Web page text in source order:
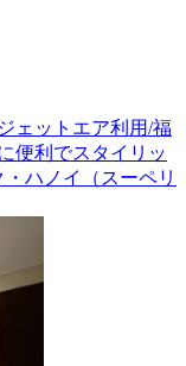
ェットエア利用/福
便利でスタイリッ
ハノイ（スーペリ